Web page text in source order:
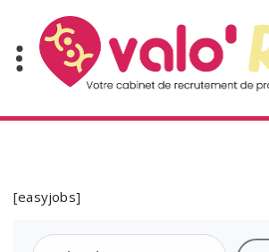
contenu
[easyjobs]
Rechercher :